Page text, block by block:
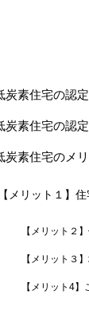
炭素住宅の認
炭素住宅の認
炭素住宅のメ
【メリット１】
【メリット２
【メリット３
【メリット4